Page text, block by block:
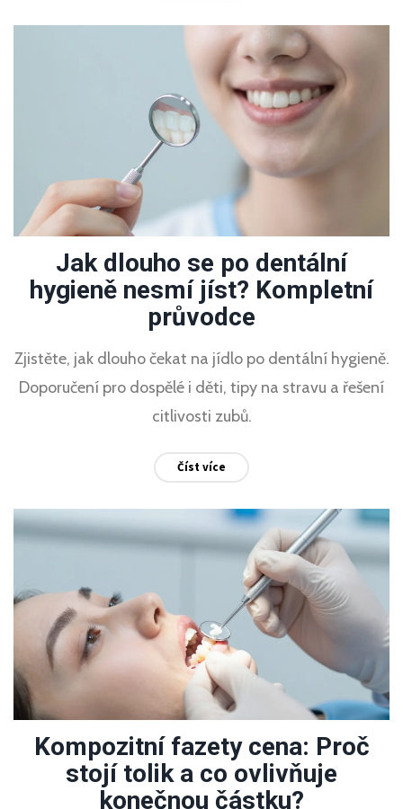
Jak dlouho se po dentální
hygieně nesmí jíst? Kompletní
průvodce
Zjistěte, jak dlouho čekat na jídlo po dentální hygieně.
Doporučení pro dospělé i děti, tipy na stravu a řešení
citlivosti zubů.
Číst více
Kompozitní fazety cena: Proč
stojí tolik a co ovlivňuje
konečnou částku?